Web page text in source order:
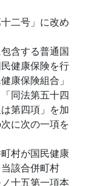
二号」に改め
含する普通国
健康保険を行
康保険組合」
同法第五十四
第四項」を加
に次の一項を
村が国民健康
該合併町村
十五第一項本